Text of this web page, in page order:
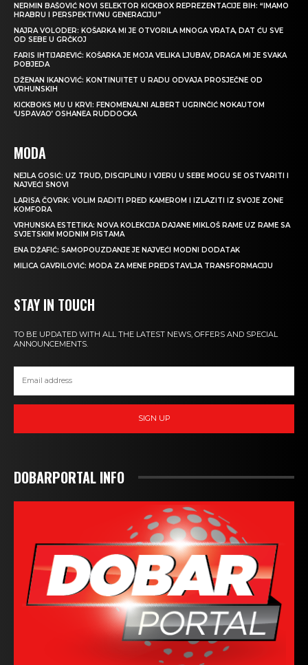
NERMIN BAŠOVIĆ NOVI SELEKTOR KICKBOX REPREZENTACIJE BIH: “IMAMO
HRABRU I PERSPEKTIVNU GENERACIJU”
NAJRA VOLODER: KOŠARKA MI JE OTVORILA MNOGA VRATA, DAT ĆU SVE
OD SEBE U GRČKOJ
FARIS IHTIJAREVIĆ: KOŠARKA JE MOJA VELIKA LJUBAV, DRAGA MI JE SVAKA
POBJEDA
DŽENAN IKANOVIĆ: KONTINUITET U RADU ODVAJA PROSJEČNE OD
VRHUNSKIH
KICKBOKS MU U KRVI: FENOMENALNI ALBERT UGRINČIĆ NOKAUTOM
‘USPAVAO’ OSHANEA RUDDOCKA
MODA
NEJLA GOSIĆ: UZ TRUD, DISCIPLINU I VJERU U SEBE MOGU SE OSTVARITI I
NAJVEĆI SNOVI
LARISA ČOVRK: VOLIM RADITI PRED KAMEROM I IZLAZITI IZ SVOJE ZONE
KOMFORA
VRHUNSKA ESTETIKA: NOVA KOLEKCIJA DAJANE MIKLOŠ RAME UZ RAME SA
SVJETSKIM MODNIM PISTAMA
ENA DŽAFIĆ: SAMOPOUZDANJE JE NAJVEĆI MODNI DODATAK
MILICA GAVRILOVIĆ: MODA ZA MENE PREDSTAVLJA TRANSFORMACIJU
STAY IN TOUCH
TO BE UPDATED WITH ALL THE LATEST NEWS, OFFERS AND SPECIAL
ANNOUNCEMENTS.
SIGN UP
DOBARPORTAL INFO